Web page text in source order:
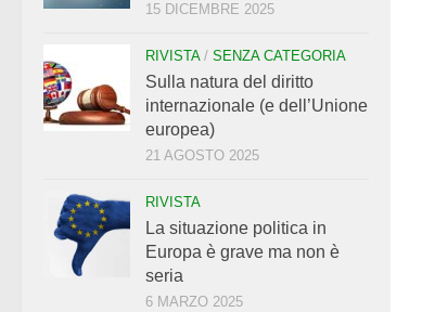
15 DICEMBRE 2025
RIVISTA/ SENZA CATEGORIA
Sulla natura del diritto
internazionale (e dell’Unione
europea)
21 AGOSTO 2025
RIVISTA
La situazione politica in
Europa è grave ma non è
seria
6 MARZO 2025